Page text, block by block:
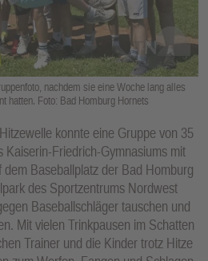
nachdem sie eine Woche lang alles
hatten. Foto: Bad Homburg Hornets
konnte eine Gruppe von 35
Kaiserin-Friedrich-Gymnasiums mit
Baseballplatz der Bad Homburg
des Sportzentrums Nordwest
Baseballschläger tauschen und
Mit vielen Trinkpausen im Schatten
Trainer und die Kinder trotz Hitze